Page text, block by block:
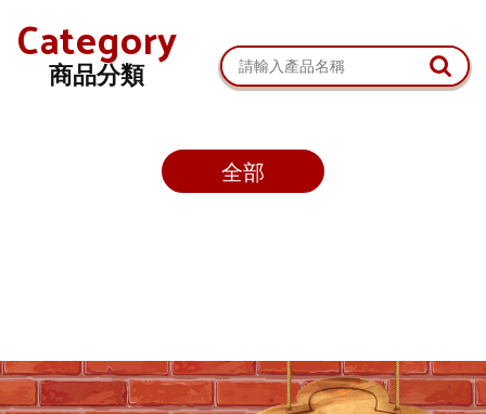
Category
商品分類
全部